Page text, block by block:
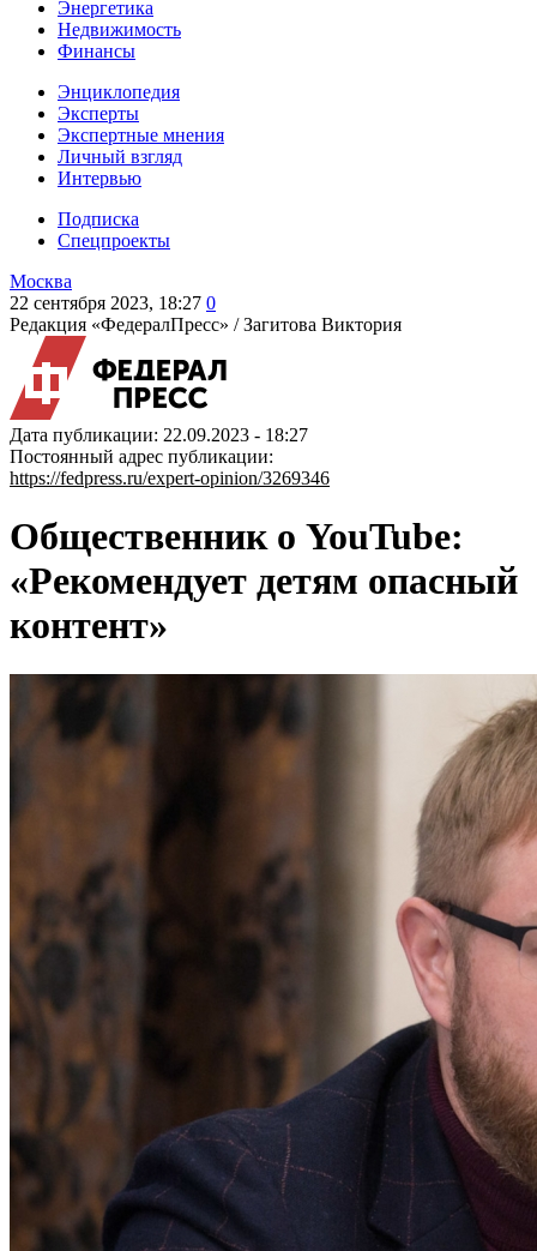
Энергетика
Недвижимость
Финансы
Энциклопедия
Эксперты
Экспертные мнения
Личный взгляд
Интервью
Подписка
Спецпроекты
Москва
22 сентября 2023, 18:27 0
Редакция «ФедералПресс» /Загитова Виктория
Дата публикации: 22.09.2023 - 18:27
Постоянный адрес публикации:
https://fedpress.ru/expert-opinion/3269346
Общественник о YouTube:
«Рекомендует детям опасный
контент»